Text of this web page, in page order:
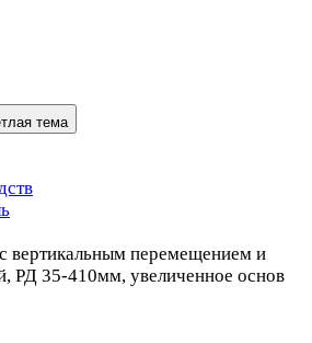
тема
вертикальным перемещением и
РД 35-410мм, увеличенное основ